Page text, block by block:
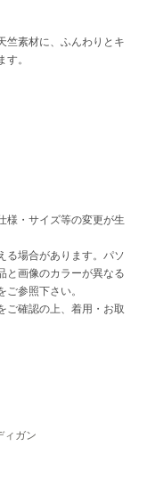
竺素材に、ふんわりとキ
。
様・サイズ等の変更が生
る場合があります。パソ
と画像のカラーが異なる
参照下さい。
ご確認の上、着用・お取
ィガン